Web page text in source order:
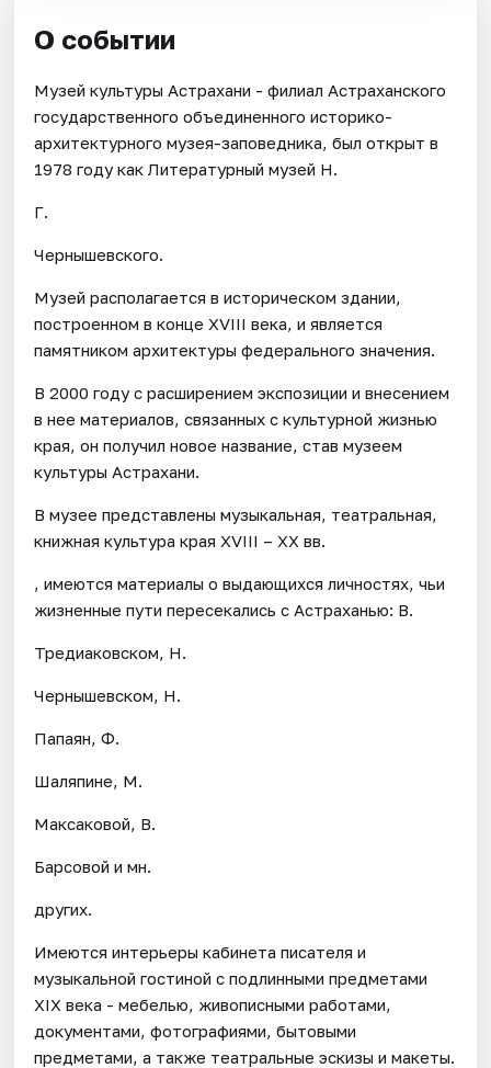
О событии
Музей культуры Астрахани - филиал Астраханского
государственного объединенного историко-
архитектурного музея-заповедника, был открыт в
1978 году как Литературный музей Н.
Г.
Чернышевского.
Музей располагается в историческом здании,
построенном в конце XVIII века, и является
памятником архитектуры федерального значения.
В 2000 году с расширением экспозиции и внесением
в нее материалов, связанных с культурной жизнью
края, он получил новое название, став музеем
культуры Астрахани.
В музее представлены музыкальная, театральная,
книжная культура края XVIII – XX вв.
, имеются материалы о выдающихся личностях, чьи
жизненные пути пересекались с Астраханью: В.
Тредиаковском, Н.
Чернышевском, Н.
Папаян, Ф.
Шаляпине, М.
Максаковой, В.
Барсовой и мн.
других.
Имеются интерьеры кабинета писателя и
музыкальной гостиной с подлинными предметами
XIX века - мебелью, живописными работами,
документами, фотографиями, бытовыми
предметами, а также театральные эскизы и макеты.